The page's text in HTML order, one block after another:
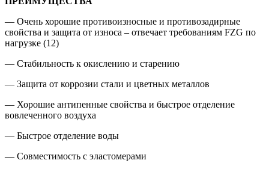
— Очень хорошие противоизносные и противозадирные
свойства и защита от износа – отвечает требованиям FZG по
нагрузке (12)
— Стабильность к окислению и старению
— Защита от коррозии стали и цветных металлов
— Хорошие антипенные свойства и быстрое отделение
вовлеченного воздуха
— Быстрое отделение воды
— Совместимость с эластомерами